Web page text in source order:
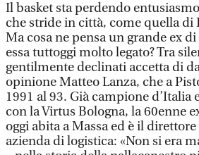
Il basket sta perdendo
che stride in città, come quella di
Ma cosa ne pensa un grande ex
essa tuttoggi molto legato? Tra
gentilmente declinati accetta di
opinione Matteo Lanza, che a
1991 al 93. Già campione d’Italia
con la Virtus Bologna, la 60enne
oggi abita a Massa ed è il
azienda di logistica: «Non si era